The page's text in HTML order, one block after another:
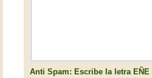
Anti Spam: Escribe la letra